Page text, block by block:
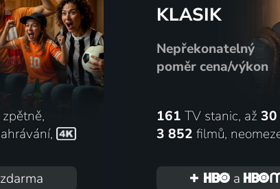
,
zdarma
KLASIK
Nepřekonatelný
poměr cena/výkon
161 TV stanic, až 30
3 852 filmů,
a